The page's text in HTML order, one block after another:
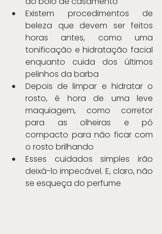
Existem procedimentos de
beleza que devem ser feitos
horas antes, como uma
tonificação e hidratação facial
enquanto cuida dos últimos
pelinhos da barba
Depois de limpar e hidratar o
rosto, é hora de uma leve
maquiagem, como corretor
para as olheiras e pó
compacto para não ficar com
o rosto brilhando
Esses cuidados simples irão
deixá-lo impecável. E, claro, não
se esqueça do perfume